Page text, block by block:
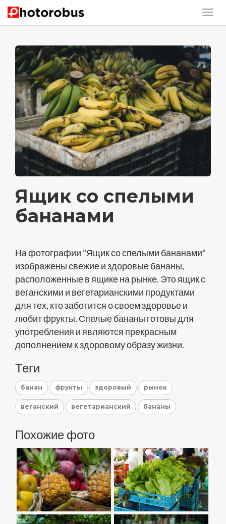
Ящик со спелыми
бананами
На фотографии "Ящик со спелыми бананами"
изображены свежие и здоровые бананы,
расположенные в ящике на рынке. Это ящик с
веганскими и вегетарианскими продуктами
для тех, кто заботится о своем здоровье и
любит фрукты. Спелые бананы готовы для
употребления и являются прекрасным
дополнением к здоровому образу жизни.
Теги
банан фрукты здоровый рынок
веганский вегетарианский бананы
Похожие фото